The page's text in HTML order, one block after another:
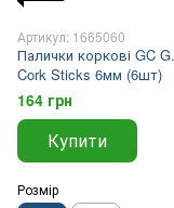
Артикул: 1665060
Палички коркові GC
Cork Sticks 6мм (6шт)
164 грн
Купити
Розмір